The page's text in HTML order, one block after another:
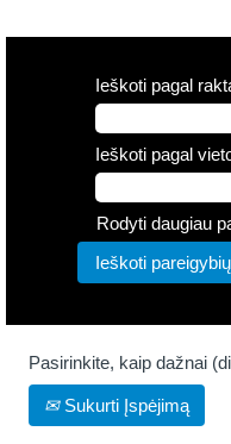
Ieškoti pagal
Ieškoti pagal
Rodyti daugiau
Pasirinkite, kaip dažnai
Sukurti Įspėjimą